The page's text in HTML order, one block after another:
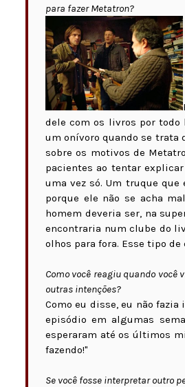
para fazer Metatron?
dele com os livros por todo
um onívoro quando se trata
sobre os motivos de
pacientes ao tentar
uma vez só. Um truque
porque ele não se acha
homem deveria ser, na
encontraria num clube do
olhos para fora. Esse tipo de
Como você reagiu quando você
outras intenções?
Como eu disse, eu não
episódio em algumas
esperaram até os últimos
fazendo!"
Se você fosse interpretar outro